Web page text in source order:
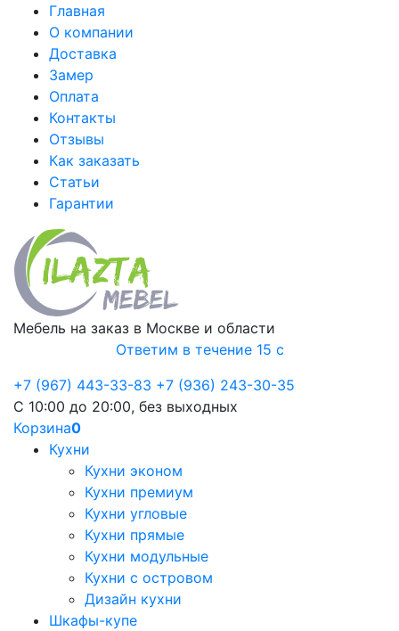
Главная
О компании
Доставка
Замер
Оплата
Контакты
Отзывы
Как заказать
Статьи
Гарантии
Мебель на заказ в Москве и области
Ответим в течение 15 с
+7 (967) 443-33-83 +7 (936) 243-30-35
С 10:00 до 20:00, без выходных
Корзина0
Кухни
Кухни эконом
Кухни премиум
Кухни угловые
Кухни прямые
Кухни модульные
Кухни с островом
Дизайн кухни
Шкафы-купе